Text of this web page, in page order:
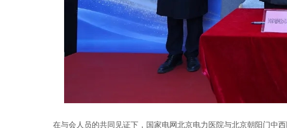
在与会人员的共同见证下，国家电网北京电力医院与北京朝阳门中